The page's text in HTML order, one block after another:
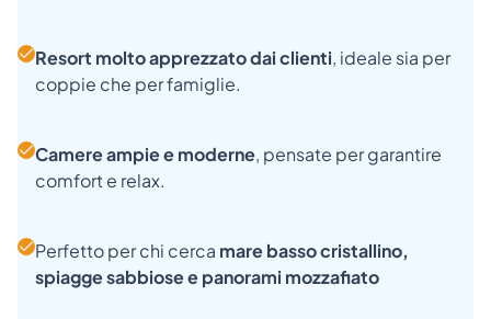
Resort molto apprezzato dai clienti, ideale sia per
coppie che per famiglie.
Camere ampie e moderne, pensate per garantire
comfort e relax.
Perfetto per chi cerca mare basso cristallino,
spiagge sabbiose e panorami mozzafiato